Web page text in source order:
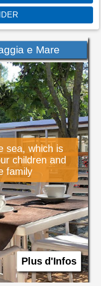
e Mare
sea, which is
children and
family
Plus d'Infos